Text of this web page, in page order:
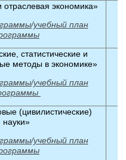
отраслевая экономика»
учебный план
статистические и
методы в экономике»
учебный план
(цивилистические)
науки»
учебный план